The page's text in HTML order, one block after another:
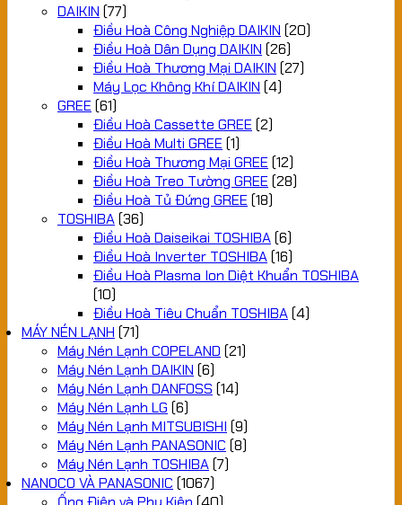
DAIKIN (77)
Điều Hoà Công Nghiệp DAIKIN (20)
Điều Hoà Dân Dụng DAIKIN (26)
Điều Hoà Thương Mại DAIKIN (27)
Máy Lọc Không Khí DAIKIN (4)
GREE (61)
Điều Hoà Cassette GREE (2)
Điều Hoà Multi GREE (1)
Điều Hoà Thương Mại GREE (12)
Điều Hoà Treo Tường GREE (28)
Điều Hoà Tủ Đứng GREE (18)
TOSHIBA(36)
Điều Hoà Daiseikai TOSHIBA(6)
Điều Hoà Inverter TOSHIBA(16)
Điều Hoà Plasma Ion Diệt Khuẩn TOSHIBA
(10)
Điều Hoà Tiêu Chuẩn TOSHIBA(4)
MÁY NÉN LẠNH (71)
Máy Nén Lạnh COPELAND (21)
Máy Nén Lạnh DAIKIN (6)
Máy Nén Lạnh DANFOSS (14)
Máy Nén Lạnh LG (6)
Máy Nén Lạnh MITSUBISHI (9)
Máy Nén Lạnh PANASONIC (8)
Máy Nén Lạnh TOSHIBA(7)
NANOCO VÀ PANASONIC (1067)